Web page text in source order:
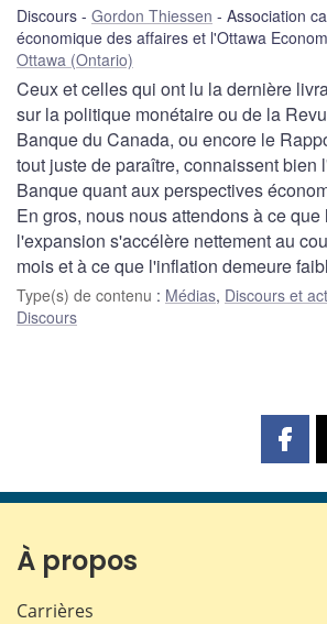
Discours Gordon Thiessen
Association
économique des affaires et l'Ottawa
Ottawa (Ontario)
Ceux et celles qui ont lu la dernière
sur la politique monétaire ou de la
Banque du Canada, ou encore le
tout juste de paraître, connaissent bien
Banque quant aux perspectives
En gros, nous nous attendons à ce que
l'expansion s'accélère nettement au
mois et à ce que l'inflation demeure
Type(s) de contenu : Médias, Discours et
Discours
page
À propos
Carrières